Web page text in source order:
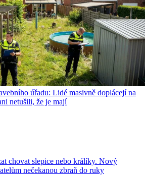
úřadu: Lidé masivně doplácejí na
netušili, že je mají
chovat slepice nebo králíky. Nový
nečekanou zbraň do ruky